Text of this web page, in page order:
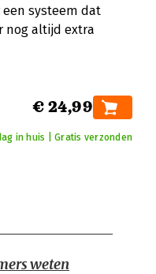
een systeem dat
nog altijd extra
€ 24,99
in huis | Gratis verzonden
weten